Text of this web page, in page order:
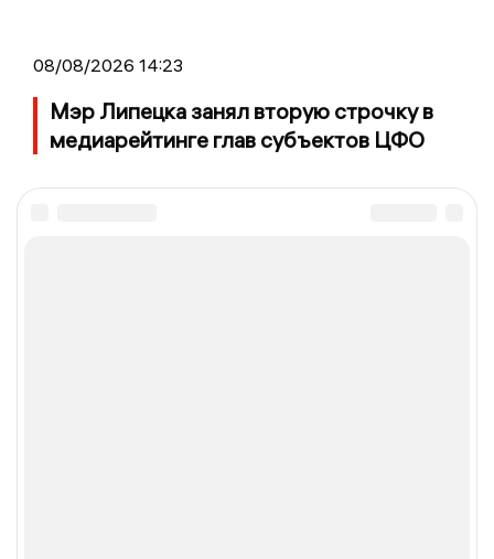
08/08/2026 14:23
Мэр Липецка занял вторую строчку в
медиарейтинге глав субъектов ЦФО